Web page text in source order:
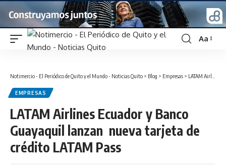
Font
Aa
Notimercio - El Periódico de Quito y el Mundo - Noticias Quito > Blog > Empresas > LATAM Airlines Ecuador y Banco Guayaquil lanzan nueva tarjeta de crédito LATAM Pass
EMPRESAS
LATAM Airlines Ecuador y Banco
Guayaquil lanzan nueva tarjeta de
crédito LATAM Pass